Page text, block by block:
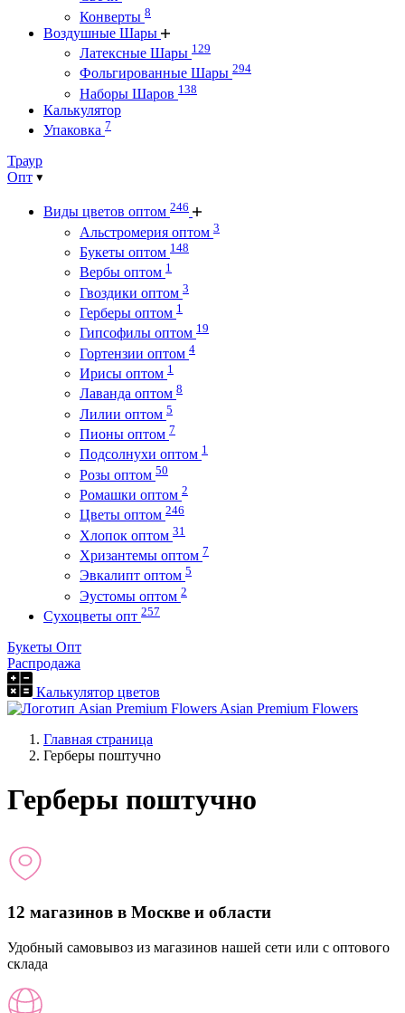
Конверты 8
Воздушные Шары
Латексные Шары 129
Фольгированные Шары 294
Наборы Шаров 138
Калькулятор
Упаковка 7
Траур
Опт
Виды цветов оптом 246
Альстромерия оптом 3
Букеты оптом 148
Вербы оптом 1
Гвоздики оптом 3
Герберы оптом 1
Гипсофилы оптом 19
Гортензии оптом 4
Ирисы оптом 1
Лаванда оптом 8
Лилии оптом 5
Пионы оптом 7
Подсолнухи оптом 1
Розы оптом 50
Ромашки оптом 2
Цветы оптом 246
Хлопок оптом 31
Хризантемы оптом 7
Эвкалипт оптом 5
Эустомы оптом 2
Сухоцветы опт 257
Букеты Опт
Распродажа
Калькулятор цветов
Asian Premium Flowers
Главная страница
Герберы поштучно
Герберы поштучно
12 магазинов в Москве и области
Удобный самовывоз из магазинов нашей сети или с оптового
склада